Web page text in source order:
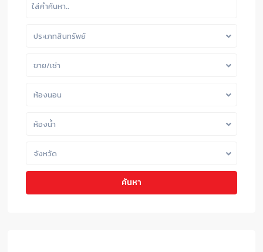
ประเภทสินทรัพย์
ขาย/เช่า
ห้องนอน
ห้องน้ำ
จังหวัด
ค้นหา